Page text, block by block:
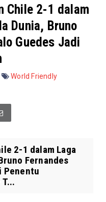
Chile 2-1 dalam
Dunia, Bruno
Guedes Jadi
World Friendly
2-1 dalam Laga
Fernandes
Penentu